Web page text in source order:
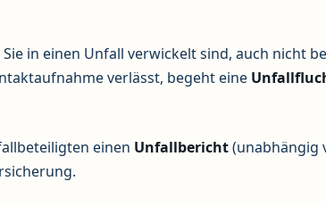
in einen Unfall verwickelt sind, auch nicht
verlässt, begeht eine
einen Unfallbericht(unabhängig